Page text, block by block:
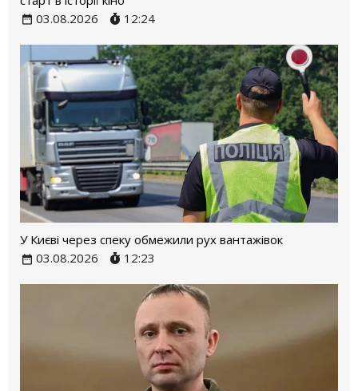
03.08.2026
12:24
У Києві через спеку обмежили рух вантажівок
03.08.2026
12:23